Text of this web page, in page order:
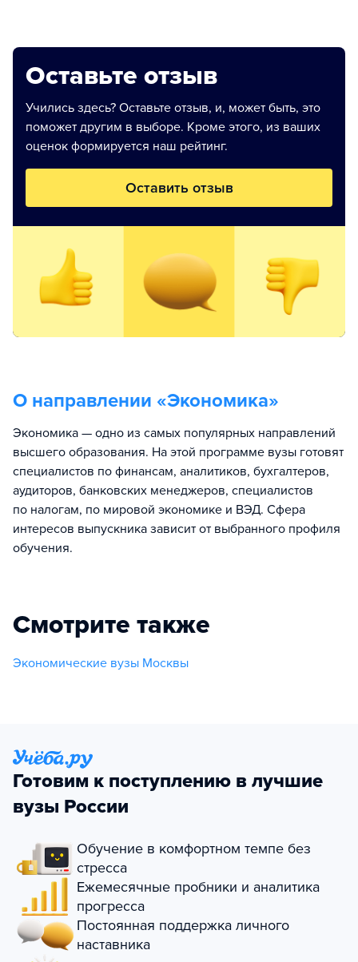
Оставьте отзыв
Учились здесь? Оставьте отзыв, и, может быть, это
поможет другим в выборе. Кроме этого, из ваших
оценок формируется наш рейтинг.
Оставить отзыв
О направлении «Экономика»
Экономика — одно из самых популярных направлений
высшего образования. На этой программе вузы готовят
специалистов по финансам, аналитиков, бухгалтеров,
аудиторов, банковских менеджеров, специалистов
по налогам, по мировой экономике и ВЭД. Сфера
интересов выпускника зависит от выбранного профиля
обучения.
Смотрите также
Экономические вузы Москвы
Готовим к поступлению в лучшие
вузы России
Обучение в комфортном темпе без
стресса
Ежемесячные пробники и аналитика
прогресса
Постоянная поддержка личного
наставника